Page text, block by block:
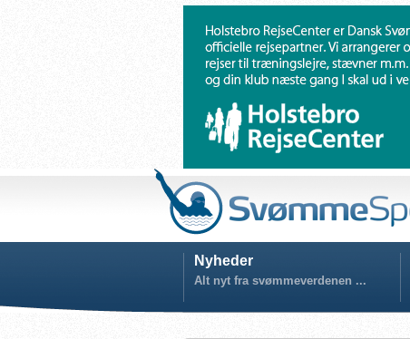
Nyheder
Alt nyt fra svømmeverdenen ...